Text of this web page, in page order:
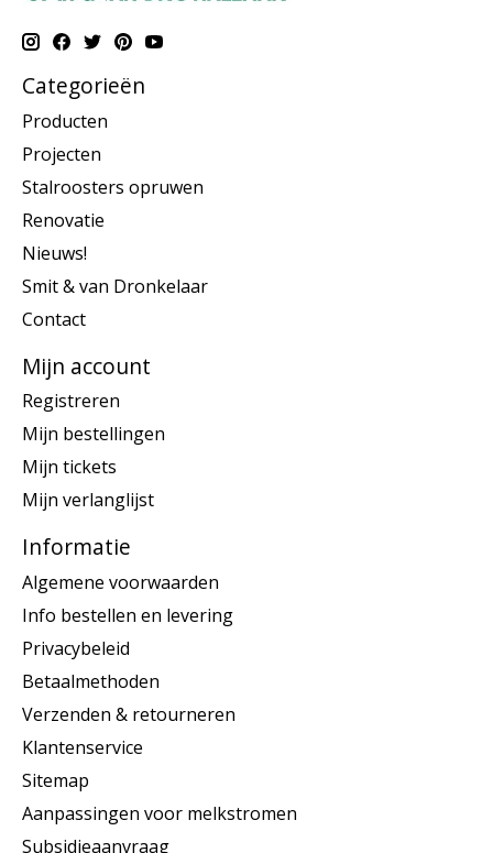
Categorieën
Producten
Projecten
Stalroosters opruwen
Renovatie
Nieuws!
Smit & van Dronkelaar
Contact
Mijn account
Registreren
Mijn bestellingen
Mijn tickets
Mijn verlanglijst
Informatie
Algemene voorwaarden
Info bestellen en levering
Privacybeleid
Betaalmethoden
Verzenden & retourneren
Klantenservice
Sitemap
Aanpassingen voor melkstromen
Subsidieaanvraag